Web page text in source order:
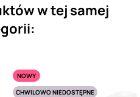
w tej samej
NOWY
CHWILOWO NIEDOSTĘPNE